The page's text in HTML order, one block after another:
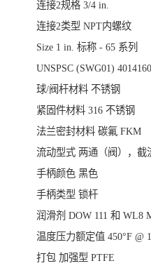
连接2规格 3/4 in.
连接2类型 NPT内螺纹
Size 1 in. 标称 - 65 系列
UNSPSC (SWG01)
球/阀杆材料 不锈钢
紧固件材料 316 不锈钢
法兰密封材料 碳氟 FKM
流动型式 两通（阀），截
手柄颜色 黑色
手柄类型 锁杆
润滑剂 DOW 111 和 WL8
温度压力额定值 450°F @
打包 加强型 PTFE